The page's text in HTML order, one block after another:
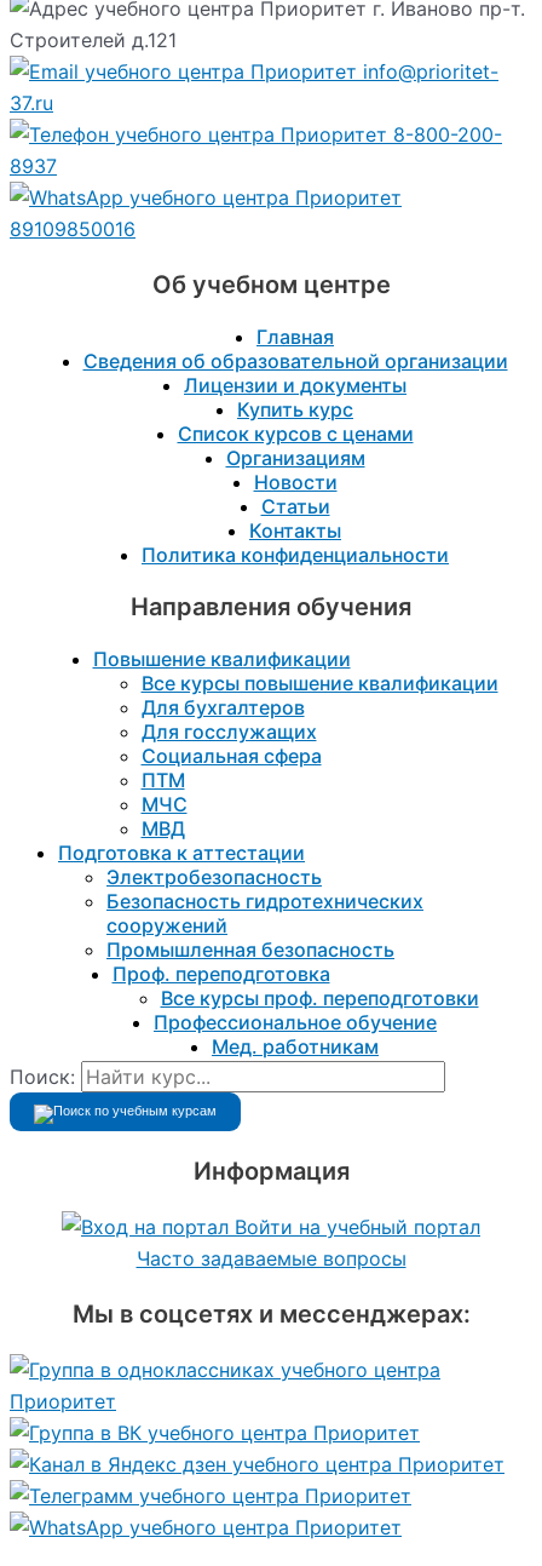
г. Иваново пр-т.
Строителей д.121
info@prioritet-
37.ru
8-800-200-
8937
89109850016
Об учебном центре
Главная
Сведения об образовательной организации
Лицензии и документы
Купить курс
Список курсов с ценами
Организациям
Новости
Статьи
Контакты
Политика конфиденциальности
Направления обучения
Повышение квалификации
Все курсы повышение квалификации
Для бухгалтеров
Для госслужащих
Социальная сфера
ПТМ
МЧС
МВД
Подготовка к aттестации
Электробезопасность
Безопасность гидротехнических
сооружений
Промышленная безопасность
Проф. переподготовка
Все курсы проф. переподготовки
Профессиональное обучение
Мед. работникам
Поиск:
Информация
Войти на учебный портал
Часто задаваемые вопросы
Мы в соцсетях и мессенджерах: